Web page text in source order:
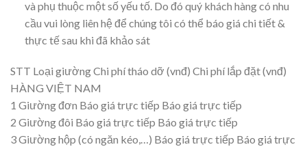
và phụ thuộc một số yếu tố. Do đó quý khách hàng có nhu
cầu vui lòng liên hệ để chúng tôi có thể báo giá chi tiết &
thực tế sau khi đã khảo sát
STT Loại giường Chi phí tháo dỡ (vnđ) Chi phí lắp đặt (vnđ)
HÀNG VIỆT NAM
1 Giường đơn Báo giá trực tiếp Báo giá trực tiếp
2 Giường đôi Báo giá trực tiếp Báo giá trực tiếp
3 Giường hộp (có ngăn kéo,…) Báo giá trực tiếp Báo giá trực